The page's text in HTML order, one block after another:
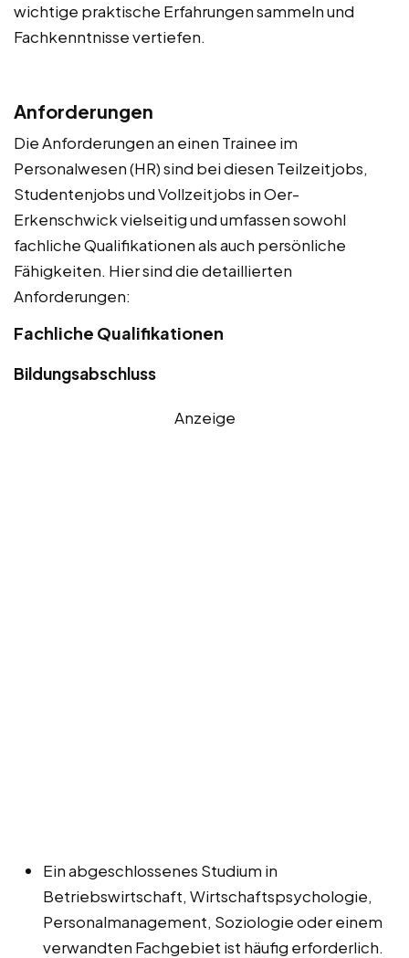
wichtige praktische Erfahrungen sammeln und
Fachkenntnisse vertiefen.
Anforderungen
Die Anforderungen an einen Trainee im
Personalwesen (HR) sind bei diesen Teilzeitjobs,
Studentenjobs und Vollzeitjobs in Oer-
Erkenschwick vielseitig und umfassen sowohl
fachliche Qualifikationen als auch persönliche
Fähigkeiten. Hier sind die detaillierten
Anforderungen:
Fachliche Qualifikationen
Bildungsabschluss
Anzeige
Ein abgeschlossenes Studium in
Betriebswirtschaft, Wirtschaftspsychologie,
Personalmanagement, Soziologie oder einem
verwandten Fachgebiet ist häufig erforderlich.